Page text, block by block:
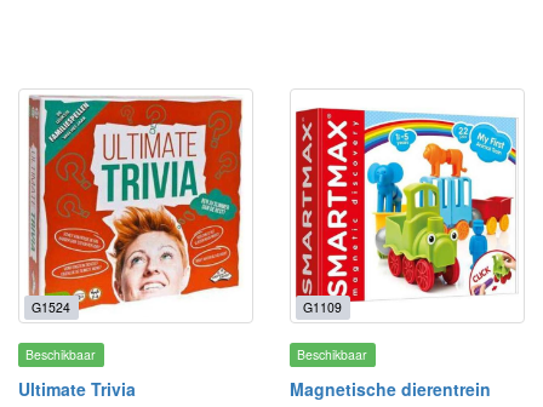
G1524
Beschikbaar
Ultimate Trivia
G1109
Beschikbaar
Magnetische dierentrein